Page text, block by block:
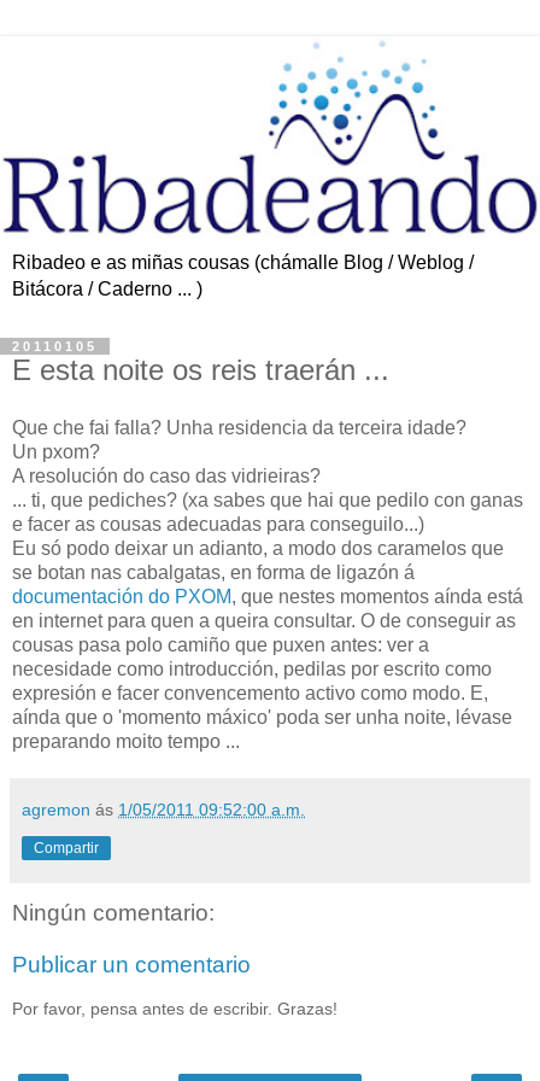
Ribadeo e as miñas cousas (chámalle Blog / Weblog /
Bitácora / Caderno ... )
20110105
E esta noite os reis traerán ...
Que che fai falla? Unha residencia da terceira idade?
Un pxom?
A resolución do caso das vidrieiras?
... ti, que pediches? (xa sabes que hai que pedilo con ganas
e facer as cousas adecuadas para conseguilo...)
Eu só podo deixar un adianto, a modo dos caramelos que
se botan nas cabalgatas, en forma de ligazón á
documentación do PXOM, que nestes momentos aínda está
en internet para quen a queira consultar. O de conseguir as
cousas pasa polo camiño que puxen antes: ver a
necesidade como introducción, pedilas por escrito como
expresión e facer convencemento activo como modo. E,
aínda que o 'momento máxico' poda ser unha noite, lévase
preparando moito tempo ...
agremon ás 1/05/2011 09:52:00 a.m.
Compartir
Ningún comentario:
Publicar un comentario
Por favor, pensa antes de escribir. Grazas!